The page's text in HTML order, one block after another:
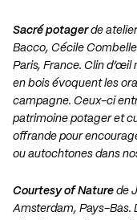
Sacré potagerde
Bacco, Cécile
Paris, France. Clin
en bois évoquent les
campagne. Ceux-ci
patrimoine potager et
offrande pour
ou autochtones dans
Courtesy of Nature de
Amsterdam, Pays-Bas.